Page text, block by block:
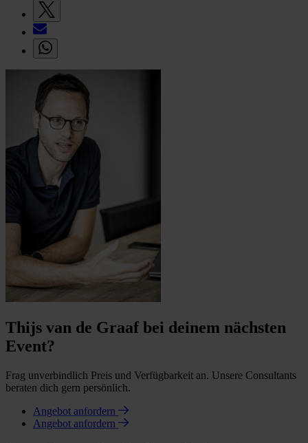
Thijs van de Graaf bei deinem nächsten
Event?
Frag unverbindlich Preis und Verfügbarkeit an. Unsere Consultants
beraten dich gern persönlich.
Angebot anfordern
Angebot anfordern